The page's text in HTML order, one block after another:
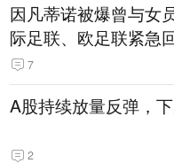
因凡蒂诺被爆曾与女
际足联、欧足联紧急
7
A股持续放量反弹，
2